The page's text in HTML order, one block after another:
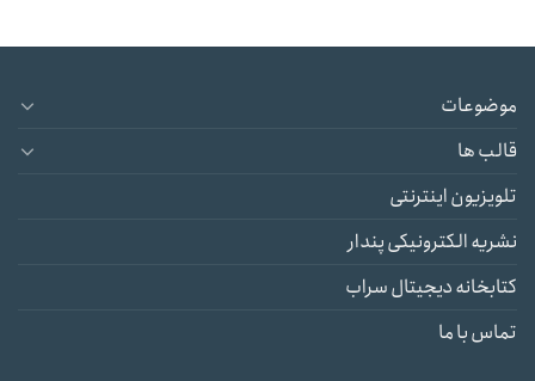
موضوعات
قالب ها
تلویزیون اینترنتی
نشریه الکترونیکی پندار
کتابخانه دیجیتال سراب
تماس با ما